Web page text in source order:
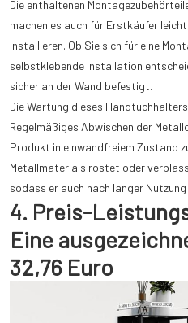
Die enthaltenen
machen es auch für Erstkäufer
installieren. Ob Sie sich für eine
selbstklebende Installation
sicher an der Wand befestigt.
Die Wartung dieses
Regelmäßiges Abwischen der
Produkt in einwandfreiem Zustand
Metallmaterials rostet oder
sodass er auch nach langer
4. Preis-
Eine
32,76 Euro